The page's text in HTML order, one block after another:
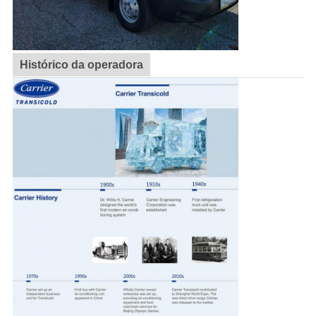
Histórico da operadora